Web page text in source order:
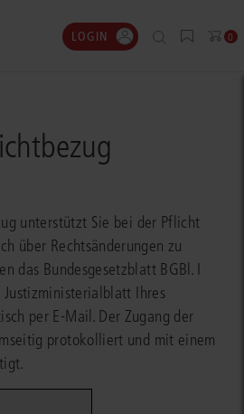
LOGIN 0
unterstützt Sie bei der Pflicht
über Rechtsänderungen zu
das Bundesgesetzblatt BGBl. I
Justizministerialblatt Ihres
per E-Mail. Der Zugang der
protokolliert und mit einem